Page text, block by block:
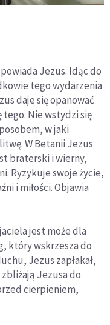
Jezus. Idąc do
tego wydarzenia
daje się opanować
Nie wstydzi się
w jaki
W Betanii Jezus
braterski i wierny,
Ryzykuje swoje życie,
i miłości. Objawia
jest może dla
który wskrzesza do
Jezus zapłakał,
Jezusa do
cierpieniem,